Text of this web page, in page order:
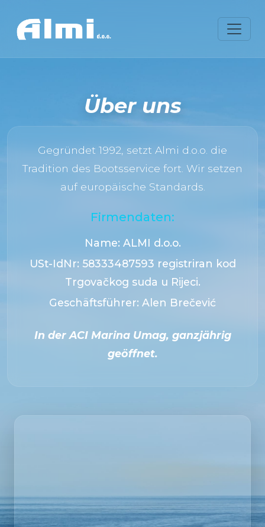
Über uns
Gegründet 1992, setzt Almi d.o.o. die
Tradition des Bootsservice fort. Wir setzen
auf europäische Standards.
Firmendaten:
Name: ALMI d.o.o.
USt-IdNr: 58333487593 registriran kod
Trgovačkog suda u Rijeci.
Geschäftsführer: Alen Brečević
In der ACI Marina Umag, ganzjährig
geöffnet.